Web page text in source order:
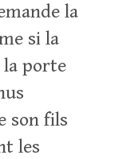
la
si la
porte
son fils
les